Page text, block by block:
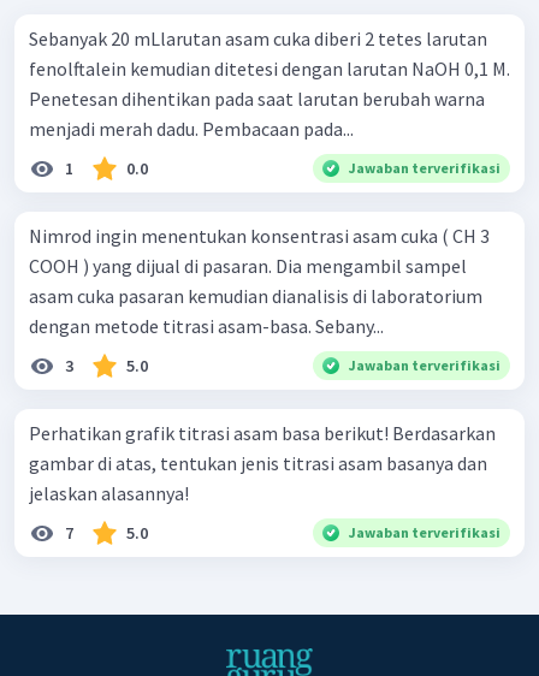
Sebanyak 20 mLlarutan asam cuka diberi 2 tetes larutan
fenolftalein kemudian ditetesi dengan larutan NaOH 0,1 M.
Penetesan dihentikan pada saat larutan berubah warna
menjadi merah dadu. Pembacaan pada...
1 0.0 Jawaban terverifikasi
Nimrod ingin menentukan konsentrasi asam cuka ( CH 3 ​
COOH ) yang dijual di pasaran. Dia mengambil sampel
asam cuka pasaran kemudian dianalisis di laboratorium
dengan metode titrasi asam-basa. Sebany...
3 5.0 Jawaban terverifikasi
Perhatikan grafik titrasi asam basa berikut! Berdasarkan
gambar di atas, tentukan jenis titrasi asam basanya dan
jelaskan alasannya!
7 5.0 Jawaban terverifikasi